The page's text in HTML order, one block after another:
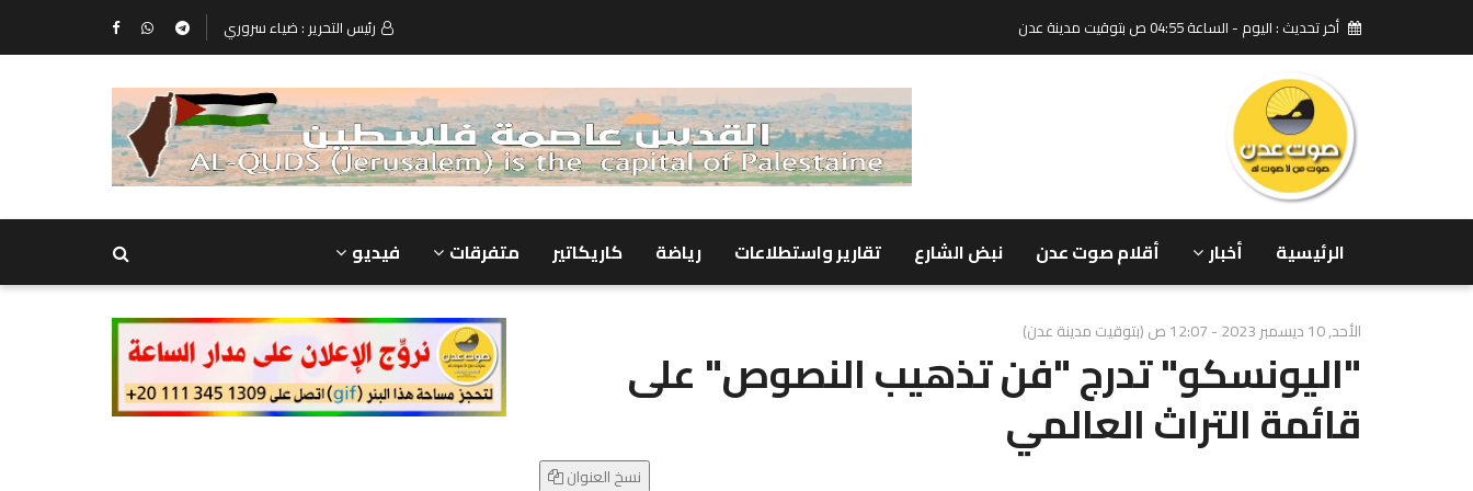
أخر تحديث : اليوم - الساعة 04:55 ص بتوقيت مدينة عدن رئيس التحرير : ضياء سروري
الرئيسية أخبار أقلام صوت عدن نبض الشارع تقارير واستطلاعات رياضة كاريكاتير متفرقات فيديو
الأحد, 10 ديسمبر 2023 - 12:07 ص (بتوقيت مدينة عدن)
"اليونسكو" تدرج "فن تذهيب النصوص" على
قائمة التراث العالمي
نسخ العنوان